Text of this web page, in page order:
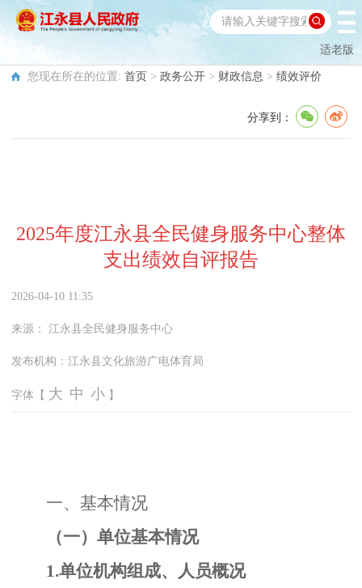
适老版
您现在所在的位置: 首页 > 政务公开 > 财政信息 > 绩效评价
分享到：
2025年度江永县全民健身服务中心整体
支出绩效自评报告
2026-04-10 11:35
来源： 江永县全民健身服务中心
发布机构： 江永县文化旅游广电体育局
字体【 大 中 小 】
一、基本情况
（一）单位基本情况
1.单位机构组成、人员概况